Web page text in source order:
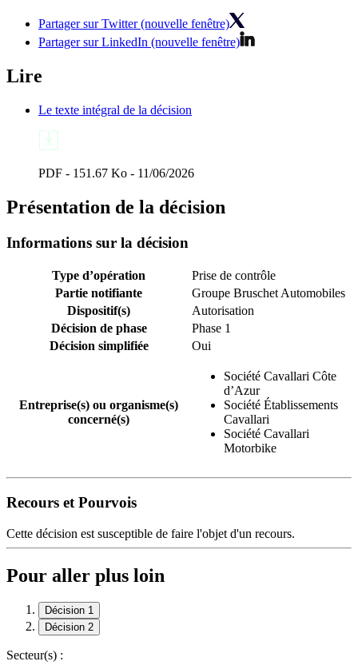
Partager sur Twitter (nouvelle fenêtre)
Partager sur LinkedIn (nouvelle fenêtre)
Lire
Le texte intégral de la décision
PDF - 151.67 Ko - 11/06/2026
Présentation de la décision
Informations sur la décision
Type d’opération
Prise de contrôle
Partie notifiante
Groupe Bruschet Automobiles
Dispositif(s)
Autorisation
Décision de phase
Phase 1
Décision simplifiée
Oui
Entreprise(s) ou organisme(s)
concerné(s)
Société Cavallari Côte
d’Azur
Société Établissements
Cavallari
Société Cavallari
Motorbike
Recours et Pourvois
Cette décision est susceptible de faire l'objet d'un recours.
Pour aller plus loin
Décision 1
Décision 2
Secteur(s) :